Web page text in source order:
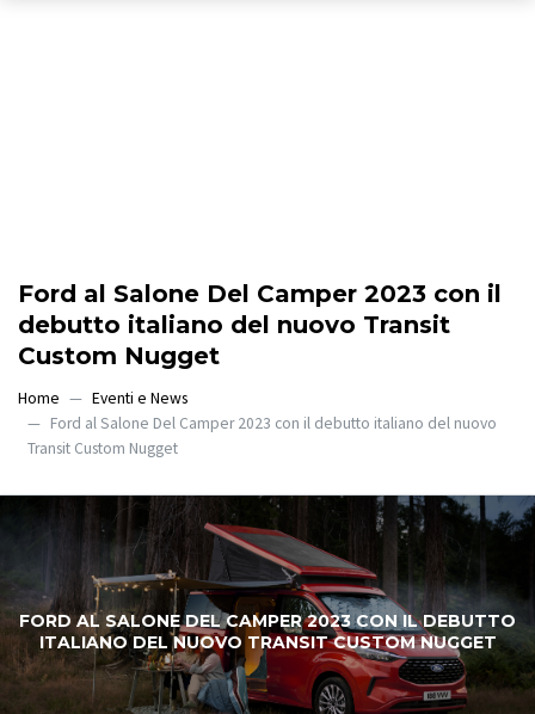
Ford al Salone Del Camper 2023 con il
debutto italiano del nuovo Transit
Custom Nugget
Home
Eventi e News
Ford al Salone Del Camper 2023 con il debutto italiano del nuovo
Transit Custom Nugget
FORD AL SALONE DEL CAMPER 2023 CON IL DEBUTTO
ITALIANO DEL NUOVO TRANSIT CUSTOM NUGGET